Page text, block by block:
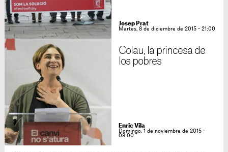
Josep Prat
Martes, 8 de diciembre de 2015 - 21:00
Colau, la princesa de
los pobres
Enric Vila
Domingo, 1 de noviembre de 2015 -
08:00